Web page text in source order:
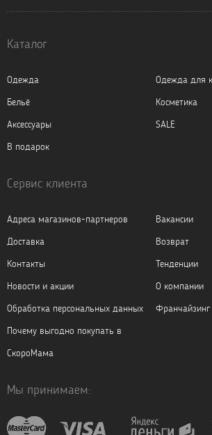
Каталог
Одежда
Одежда для
Бельё
Косметика
Аксессуары
SALE
В подарок
Сервис клиента
Адреса магазинов-партнеров
Вакансии
Доставка
Возврат
Контакты
Тенденции
Новости и акции
О компании
Обработка персональных данных
Франчайзинг
Почему выгодно покупать в
СкороМама
Мы принимаем: